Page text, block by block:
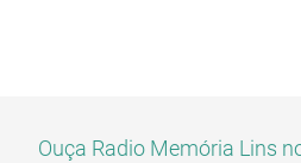
Ouça Radio Memória Lins